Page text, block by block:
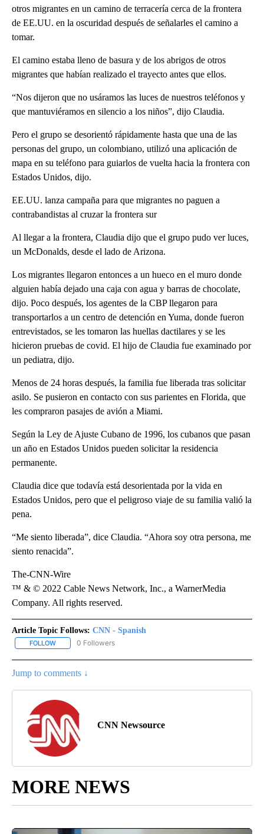
otros migrantes en un camino de terracería cerca de la frontera
de EE.UU. en la oscuridad después de señalarles el camino a
tomar.
El camino estaba lleno de basura y de los abrigos de otros
migrantes que habían realizado el trayecto antes que ellos.
“Nos dijeron que no usáramos las luces de nuestros teléfonos y
que mantuviéramos en silencio a los niños”, dijo Claudia.
Pero el grupo se desorientó rápidamente hasta que una de las
personas del grupo, un colombiano, utilizó una aplicación de
mapa en su teléfono para guiarlos de vuelta hacia la frontera con
Estados Unidos, dijo.
EE.UU. lanza campaña para que migrantes no paguen a
contrabandistas al cruzar la frontera sur
Al llegar a la frontera, Claudia dijo que el grupo pudo ver luces,
un McDonalds, desde el lado de Arizona.
Los migrantes llegaron entonces a un hueco en el muro donde
alguien había dejado una caja con agua y barras de chocolate,
dijo. Poco después, los agentes de la CBP llegaron para
transportarlos a un centro de detención en Yuma, donde fueron
entrevistados, se les tomaron las huellas dactilares y se les
hicieron pruebas de covid. El hijo de Claudia fue examinado por
un pediatra, dijo.
Menos de 24 horas después, la familia fue liberada tras solicitar
asilo. Se pusieron en contacto con sus parientes en Florida, que
les compraron pasajes de avión a Miami.
Según la Ley de Ajuste Cubano de 1996, los cubanos que pasan
un año en Estados Unidos pueden solicitar la residencia
permanente.
Claudia dice que todavía está desorientada por la vida en
Estados Unidos, pero que el peligroso viaje de su familia valió la
pena.
“Me siento liberada”, dice Claudia. “Ahora soy otra persona, me
siento renacida”.
The-CNN-Wire
™ & © 2022 Cable News Network, Inc., a WarnerMedia
Company. All rights reserved.
Article Topic Follows: CNN - Spanish
FOLLOW FOLLOW "CNN - SPANISH" TO RECEIVE NOTIFICATIONS ABOUT
0 Followers
Jump to comments ↓
CNN Newsource
MORE NEWS